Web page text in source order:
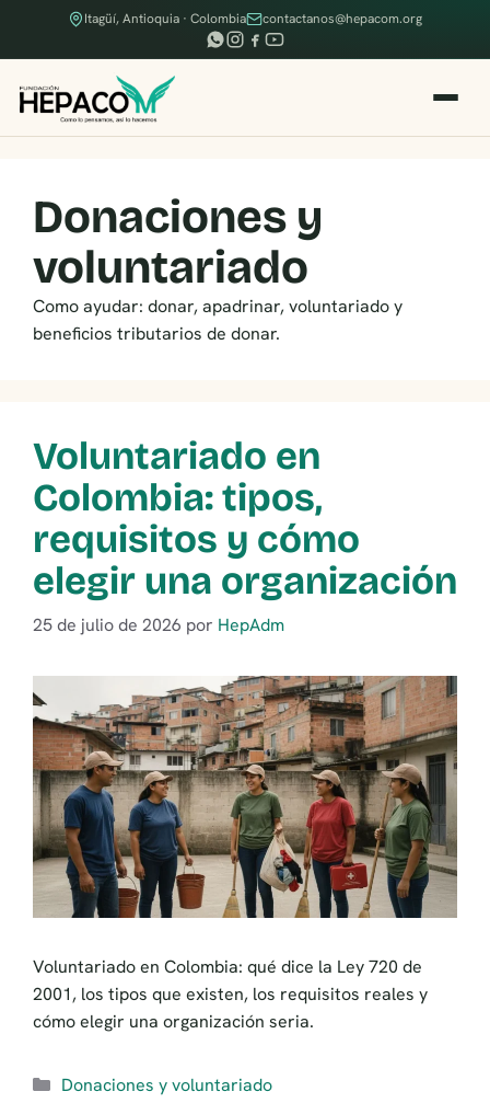
Itagüí, Antioquia · Colombia contactanos@hepacom.org
Donaciones y
voluntariado
Como ayudar: donar, apadrinar, voluntariado y
beneficios tributarios de donar.
Voluntariado en
Colombia: tipos,
requisitos y cómo
elegir una organización
25 de julio de 2026 por HepAdm
Voluntariado en Colombia: qué dice la Ley 720 de
2001, los tipos que existen, los requisitos reales y
cómo elegir una organización seria.
Categorías
Donaciones y voluntariado